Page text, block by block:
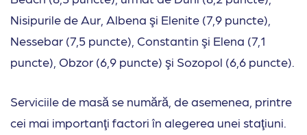
Nisipurile de Aur, Albena şi Elenite (7,9 puncte),
Nessebar (7,5 puncte), Constantin şi Elena (7,1
puncte), Obzor (6,9 puncte) şi Sozopol (6,6 puncte).
Serviciile de masă se numără, de asemenea, printre
cei mai importanţi factori în alegerea unei staţiuni.